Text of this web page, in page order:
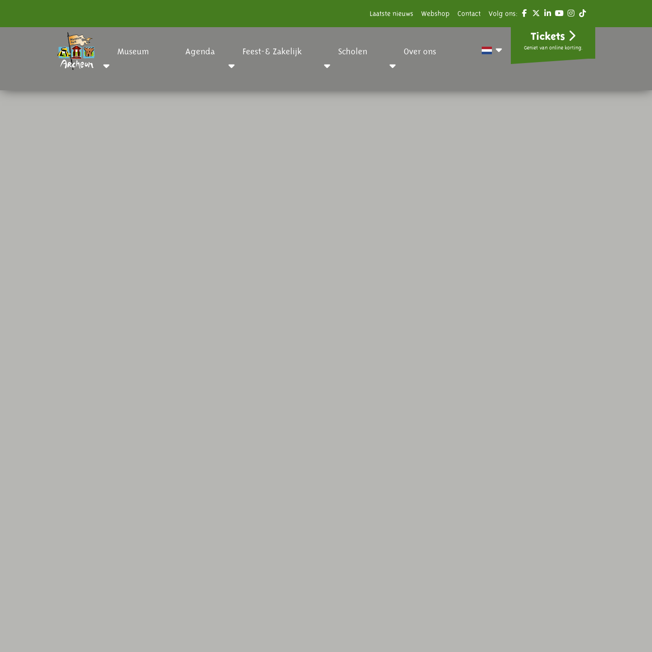
Laatste nieuws Webshop Contact Volg ons:
Museum Agenda Feest-& Zakelijk Scholen Over ons
Tickets
Geniet van online korting.